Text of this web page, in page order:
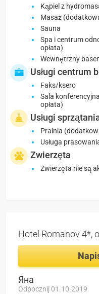
Kąpiel z
Masaż
Sauna
Spa i centrum
opłata)
Wewnętrzny
Usługi centrum
Faks/ksero
Sala
opłata)
Usługi
Pralnia
Usługa
Zwierzęta
Zwierzęta nie są
Hotel Romanov 4*,
Яна
Odpocznij 01.10.2019